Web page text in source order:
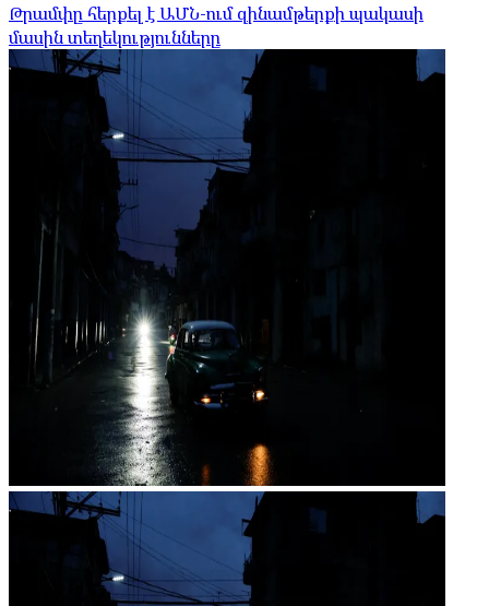
Թրամփը հերքել է ԱՄՆ-ում զինամթերքի պակասի
մասին տեղեկությունները